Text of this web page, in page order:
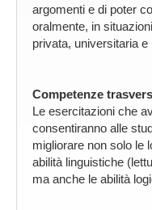
argomenti e di poter
oralmente, in
privata, universitaria e
Competenze
Le esercitazioni che
consentiranno alle
migliorare non solo le
abilità linguistiche
ma anche le abilità